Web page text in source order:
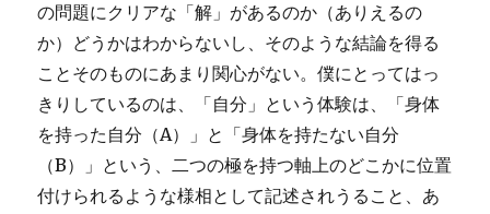
の問題にクリアな「解」があるのか（ありえるの
か）どうかはわからないし、そのような結論を得る
ことそのものにあまり関心がない。僕にとってはっ
きりしているのは、「自分」という体験は、「身体
を持った自分（A）」と「身体を持たない自分
（B）」という、二つの極を持つ軸上のどこかに位置
付けられるような様相として記述されうること、あ